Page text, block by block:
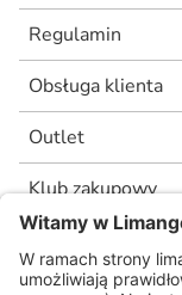
Regulamin
Obsługa klienta
Outlet
Klub zakupowy